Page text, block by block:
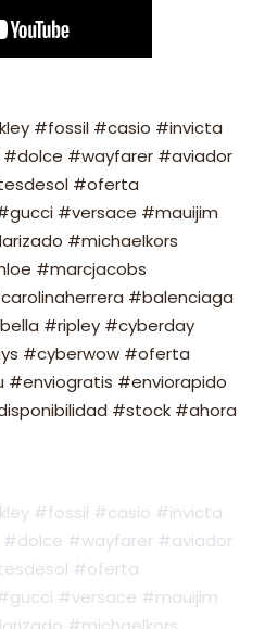
#fossil #casio #invicta
#wayfarer #aviador
#oferta
#versace #mauijim
#michaelkors
#marcjacobs
#balenciaga
#ripley #cyberday
#cyberwow #oferta
#enviorapido
#stock #ahora
#fossil #casio #invicta
#wayfarer #aviador
#oferta
#versace #mauijim